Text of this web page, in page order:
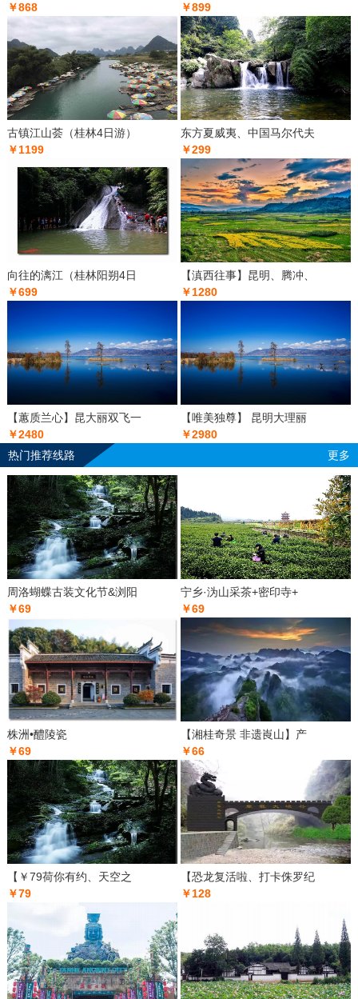
￥868
￥899
古镇江山荟（桂林4日游）
￥1199
东方夏威夷、中国马尔代夫
￥299
向往的漓江（桂林阳朔4日
￥699
【滇西往事】昆明、腾冲、
￥1280
【蕙质兰心】昆大丽双飞一
￥2480
【唯美独尊】 昆明大理丽
￥2980
热门推荐线路
更多
周洛蝴蝶古装文化节&浏阳
￥69
宁乡·沩山采茶+密印寺+
￥69
株洲•醴陵瓷
￥69
【湘桂奇景 非遗崀山】产
￥66
【￥79荷你有约、天空之
￥79
【恐龙复活啦、打卡侏罗纪
￥128